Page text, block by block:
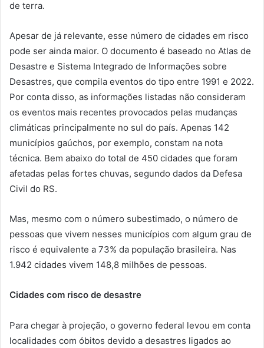
de terra.
Apesar de já relevante, esse número de cidades em risco
pode ser ainda maior. O documento é baseado no Atlas de
Desastre e Sistema Integrado de Informações sobre
Desastres, que compila eventos do tipo entre 1991 e 2022.
Por conta disso, as informações listadas não consideram
os eventos mais recentes provocados pelas mudanças
climáticas principalmente no sul do país. Apenas 142
municípios gaúchos, por exemplo, constam na nota
técnica. Bem abaixo do total de 450 cidades que foram
afetadas pelas fortes chuvas, segundo dados da Defesa
Civil do RS.
Mas, mesmo com o número subestimado, o número de
pessoas que vivem nesses municípios com algum grau de
risco é equivalente a 73% da população brasileira. Nas
1.942 cidades vivem 148,8 milhões de pessoas.
Cidades com risco de desastre
Para chegar à projeção, o governo federal levou em conta
localidades com óbitos devido a desastres ligados ao